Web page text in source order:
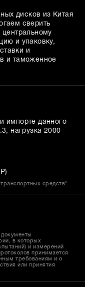
дисков из Китая
сверить
и упаковку,
и
и таможенное
импорте данного
нагрузка 2000
средств"
в которых
и измерений
принимается
требованиям и о
или принятия